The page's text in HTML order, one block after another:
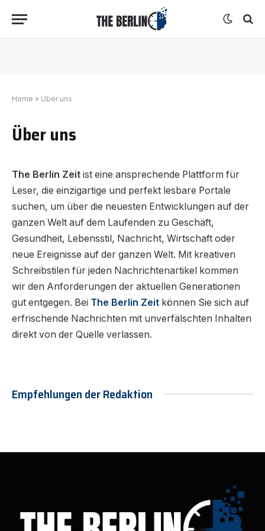
Home » Über uns
Über uns
The Berlin Zeit ist eine ansprechende Plattform für
Leser, die einzigartige und perfekt lesbare Portale
suchen, um über die neuesten Entwicklungen auf der
ganzen Welt auf dem Laufenden zu Geschäft,
Gesundheit, Lebensstil, Nachricht, Wirtschaft oder
neue Ereignisse auf der ganzen Welt. Mit kreativen
Schreibstilen für jeden Nachrichtenartikel kommen
wir den Anforderungen der aktuellen Generationen
gut entgegen. Bei The Berlin Zeit können Sie sich auf
erfrischende Nachrichten mit unverfälschten Inhalten
direkt von der Quelle verlassen.
Empfehlungen der Redaktion